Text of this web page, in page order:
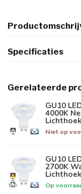
Specificaties
Gerelateerde
GU10
4000K
Niet op
GU10
2700K
Op